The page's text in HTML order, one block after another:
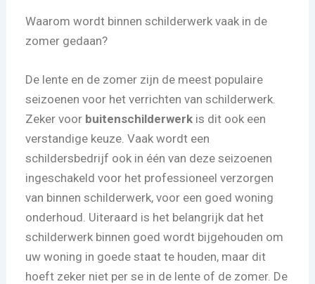
Waarom wordt binnen schilderwerk vaak in de
zomer gedaan?
De lente en de zomer zijn de meest populaire
seizoenen voor het verrichten van schilderwerk.
Zeker voor buitenschilderwerk is dit ook een
verstandige keuze. Vaak wordt een
schildersbedrijf ook in één van deze seizoenen
ingeschakeld voor het professioneel verzorgen
van binnen schilderwerk, voor een goed woning
onderhoud. Uiteraard is het belangrijk dat het
schilderwerk binnen goed wordt bijgehouden om
uw woning in goede staat te houden, maar dit
hoeft zeker niet per se in de lente of de zomer. De